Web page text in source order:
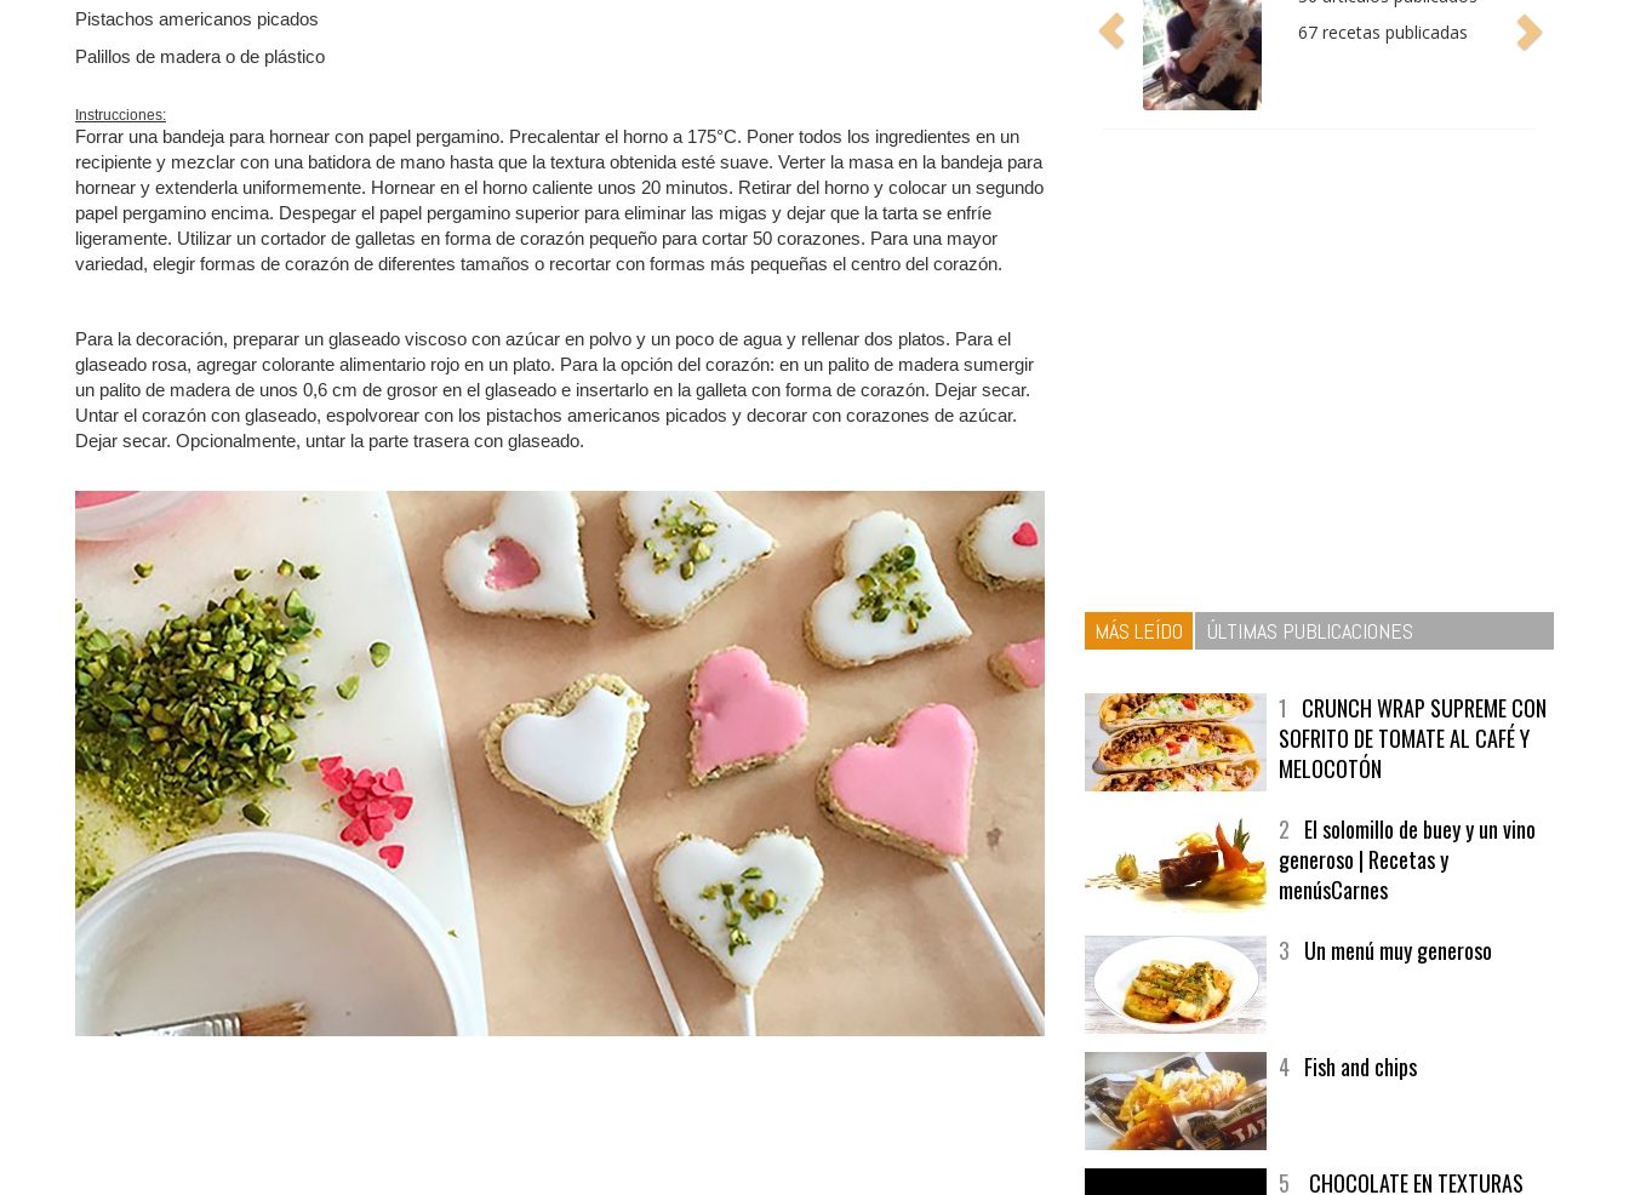
Pistachos americanos picados
Palillos de madera o de plástico
Instrucciones:
Forrar una bandeja para hornear con papel pergamino. Precalentar el horno a 175°C. Poner todos los ingredientes en un
recipiente y mezclar con una batidora de mano hasta que la textura obtenida esté suave. Verter la masa en la bandeja para
hornear y extenderla uniformemente. Hornear en el horno caliente unos 20 minutos. Retirar del horno y colocar un segundo
papel pergamino encima. Despegar el papel pergamino superior para eliminar las migas y dejar que la tarta se enfríe
ligeramente. Utilizar un cortador de galletas en forma de corazón pequeño para cortar 50 corazones. Para una mayor
variedad, elegir formas de corazón de diferentes tamaños o recortar con formas más pequeñas el centro del corazón.
Para la decoración, preparar un glaseado viscoso con azúcar en polvo y un poco de agua y rellenar dos platos. Para el
glaseado rosa, agregar colorante alimentario rojo en un plato. Para la opción del corazón: en un palito de madera sumergir
un palito de madera de unos 0,6 cm de grosor en el glaseado e insertarlo en la galleta con forma de corazón. Dejar secar.
Untar el corazón con glaseado, espolvorear con los pistachos americanos picados y decorar con corazones de azúcar.
Dejar secar. Opcionalmente, untar la parte trasera con glaseado.
producto bien tratado
MÁS LEÍDO ÚLTIMAS PUBLICACIONES
SOFRITO DE TOMATE AL CAFÉ Y
MELOCOTÓN
generoso | Recetas y